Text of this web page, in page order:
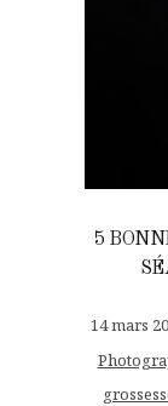
5
14 mars